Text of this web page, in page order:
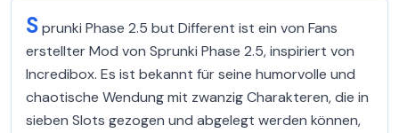
Sprunki Phase 2.5 but Different ist ein von Fans
erstellter Mod von Sprunki Phase 2.5, inspiriert von
Incredibox. Es ist bekannt für seine humorvolle und
chaotische Wendung mit zwanzig Charakteren, die in
sieben Slots gezogen und abgelegt werden können,